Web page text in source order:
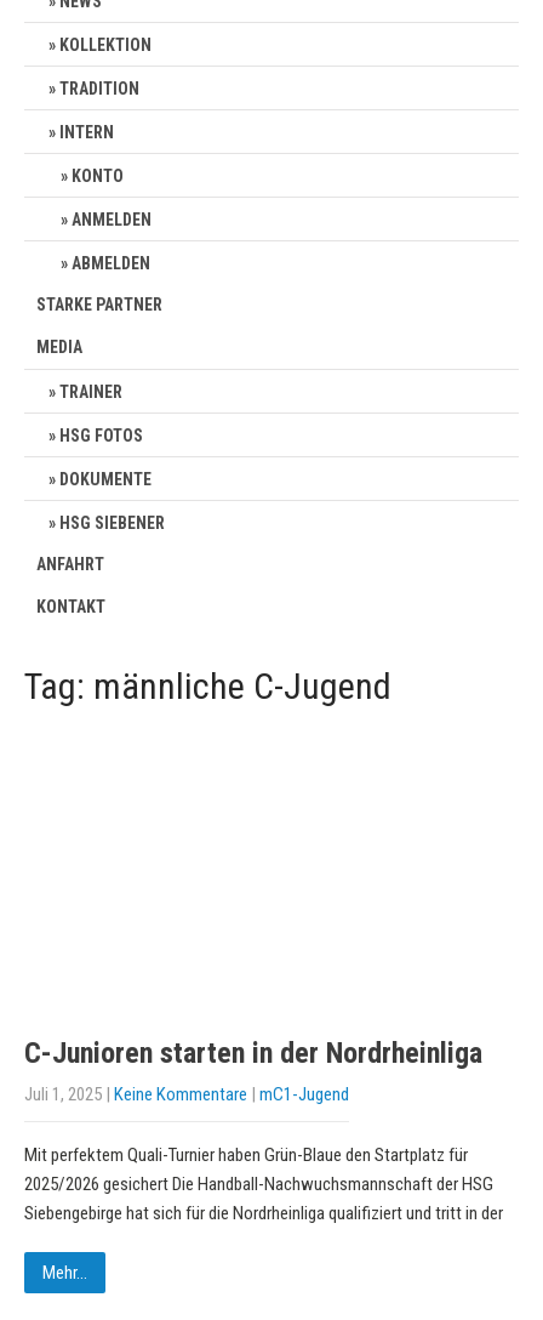
KOLLEKTION
TRADITION
INTERN
KONTO
ANMELDEN
ABMELDEN
STARKE PARTNER
MEDIA
TRAINER
HSG FOTOS
DOKUMENTE
HSG SIEBENER
ANFAHRT
KONTAKT
Tag: männliche C-Jugend
C-Junioren starten in der Nordrheinliga
Juli 1, 2025 | Keine Kommentare | mC1-Jugend
Mit perfektem Quali-Turnier haben Grün-Blaue den Startplatz für
2025/2026 gesichert Die Handball-Nachwuchsmannschaft der HSG
Siebengebirge hat sich für die Nordrheinliga qualifiziert und tritt in der
Mehr...